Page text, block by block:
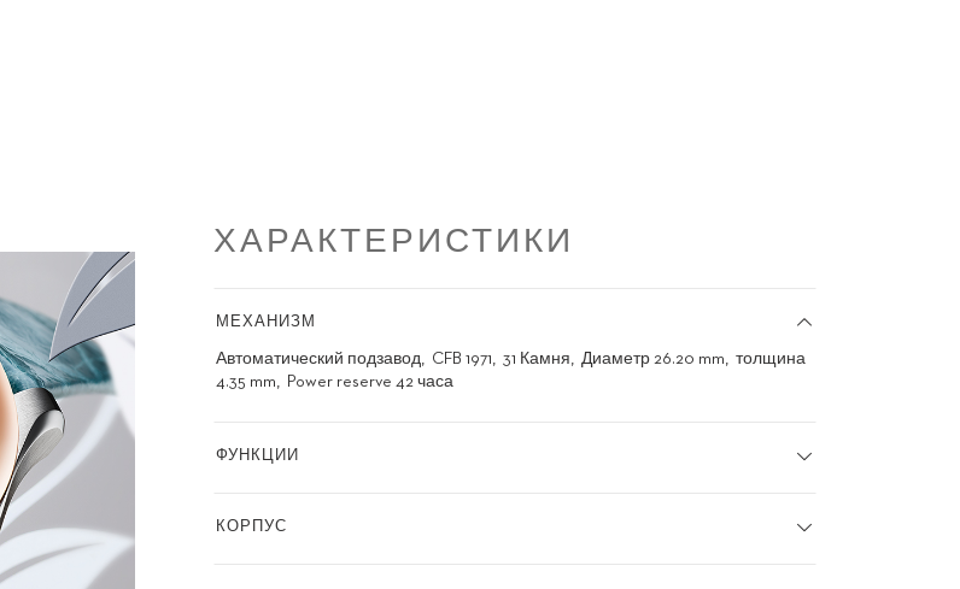
ХАРАКТЕРИСТИКИ
МЕХАНИЗМ
Автоматический подзавод CFB 1971 31 Камня Диаметр 26.20 mm
толщина
4.35 mm
Power reserve 42 часа
ФУНКЦИИ
КОРПУС